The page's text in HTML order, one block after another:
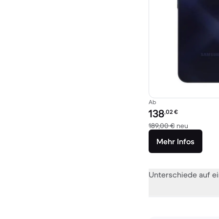
Ab
Preis des erneuerten
138,02 €
189,00 € neu
Mehr Infos
Unterschiede auf